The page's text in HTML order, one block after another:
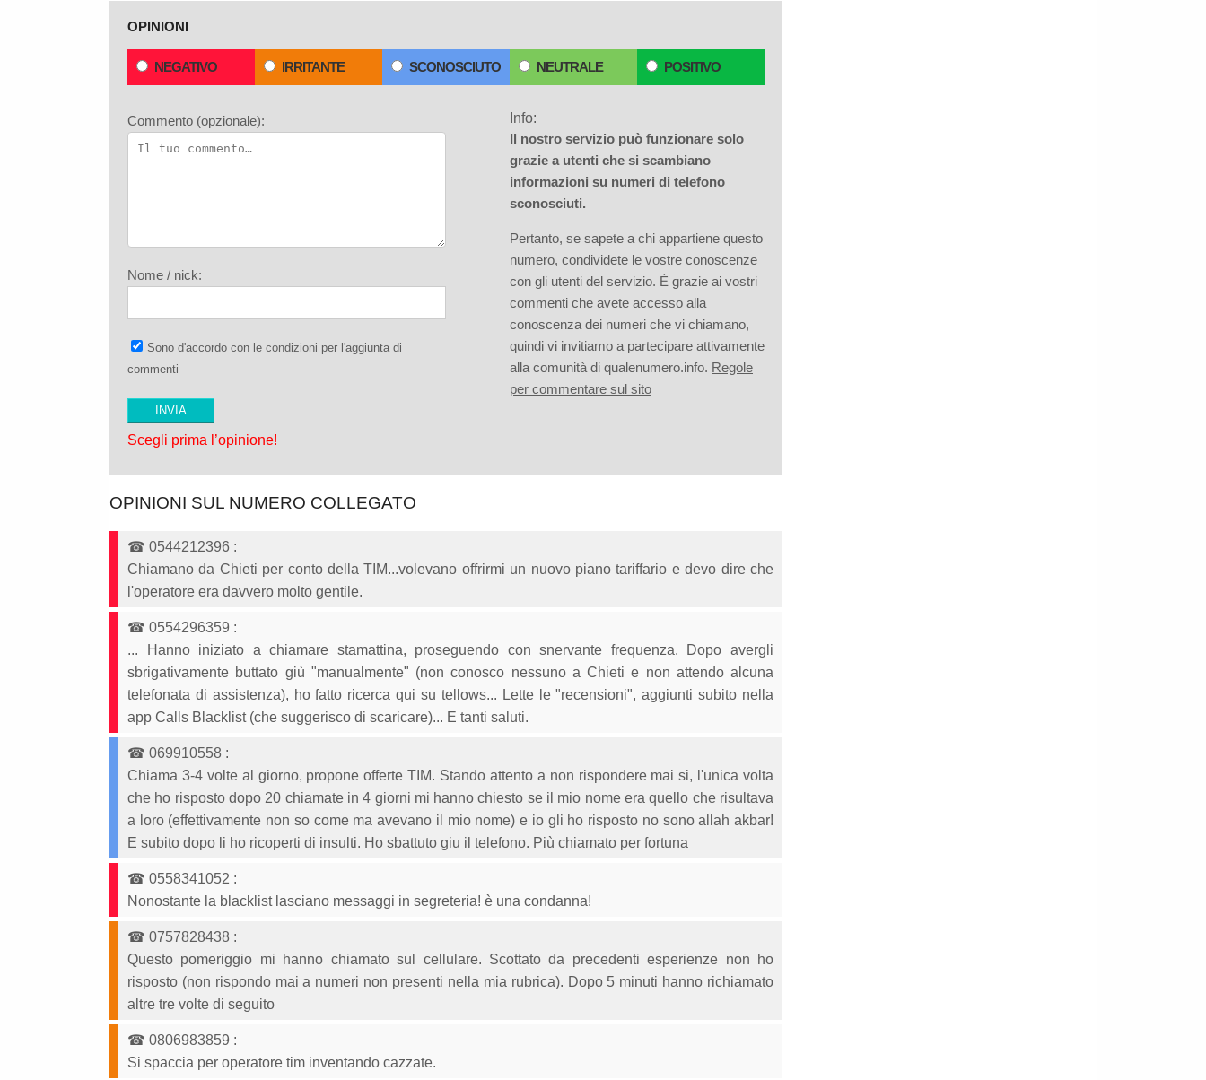
OPINIONI
NEGATIVO IRRITANTE SCONOSCIUTO NEUTRALE POSITIVO
Commento (opzionale):
Nome / nick:
Sono d'accordo con le condizioni per l'aggiunta di
commenti
Scegli prima l’opinione!
Info:
Il nostro servizio può funzionare solo
grazie a utenti che si scambiano
informazioni su numeri di telefono
sconosciuti.
Pertanto, se sapete a chi appartiene questo
numero, condividete le vostre conoscenze
con gli utenti del servizio. È grazie ai vostri
commenti che avete accesso alla
conoscenza dei numeri che vi chiamano,
quindi vi invitiamo a partecipare attivamente
alla comunità di qualenumero.info. Regole
per commentare sul sito
OPINIONI SUL NUMERO COLLEGATO
☎ 0544212396 :
Chiamano da Chieti per conto della TIM...volevano offrirmi un nuovo piano tariffario e devo dire che
l'operatore era davvero molto gentile.
☎ 0554296359 :
... Hanno iniziato a chiamare stamattina, proseguendo con snervante frequenza. Dopo avergli
sbrigativamente buttato giù "manualmente" (non conosco nessuno a Chieti e non attendo alcuna
telefonata di assistenza), ho fatto ricerca qui su tellows... Lette le "recensioni", aggiunti subito nella
app Calls Blacklist (che suggerisco di scaricare)... E tanti saluti.
☎ 069910558 :
Chiama 3-4 volte al giorno, propone offerte TIM. Stando attento a non rispondere mai si, l'unica volta
che ho risposto dopo 20 chiamate in 4 giorni mi hanno chiesto se il mio nome era quello che risultava
a loro (effettivamente non so come ma avevano il mio nome) e io gli ho risposto no sono allah akbar!
E subito dopo li ho ricoperti di insulti. Ho sbattuto giu il telefono. Più chiamato per fortuna
☎ 0558341052 :
Nonostante la blacklist lasciano messaggi in segreteria! è una condanna!
☎ 0757828438 :
Questo pomeriggio mi hanno chiamato sul cellulare. Scottato da precedenti esperienze non ho
risposto (non rispondo mai a numeri non presenti nella mia rubrica). Dopo 5 minuti hanno richiamato
altre tre volte di seguito
☎ 0806983859 :
Si spaccia per operatore tim inventando cazzate.